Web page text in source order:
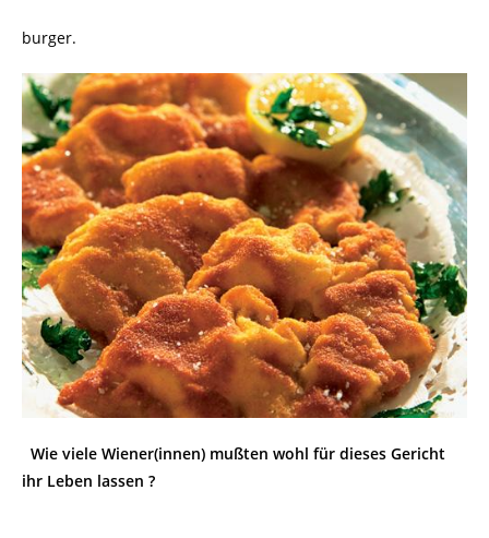
burger.
Wie viele Wiener(innen) mußten wohl für dieses Gericht
ihr Leben lassen ?